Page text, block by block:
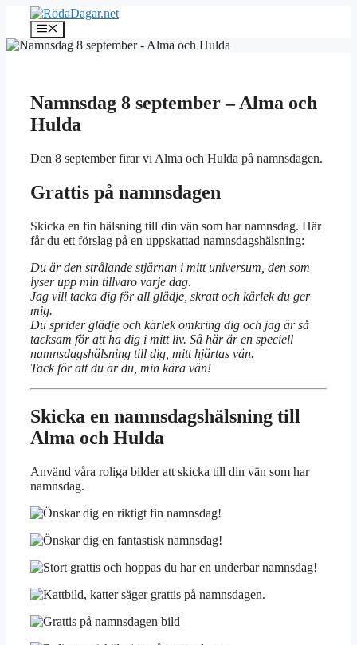
Hoppa
innehåll
Meny
Namnsdag 8 september – Alma och
Hulda
Den 8 september firar vi Alma och Hulda på namnsdagen.
Grattis på namnsdagen
Skicka en fin hälsning till din vän som har namnsdag. Här
får du ett förslag på en uppskattad namnsdagshälsning:
Du är den strålande stjärnan i mitt universum, den som
lyser upp min tillvaro varje dag.
Jag vill tacka dig för all glädje, skratt och kärlek du ger
mig.
Du sprider glädje och kärlek omkring dig och jag är så
tacksam för att ha dig i mitt liv. Så här är en speciell
namnsdagshälsning till dig, mitt hjärtas vän.
Tack för att du är du, min kära vän!
Skicka en namnsdagshälsning till
Alma och Hulda
Använd våra roliga bilder att skicka till din vän som har
namnsdag.